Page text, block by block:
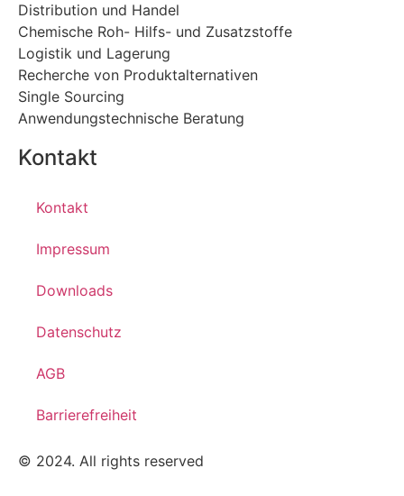
Distribution und Handel
Chemische Roh- Hilfs- und Zusatzstoffe
Logistik und Lagerung
Recherche von Produktalternativen
Single Sourcing
Anwendungstechnische Beratung
Kontakt
Kontakt
Impressum
Downloads
Datenschutz
AGB
Barrierefreiheit
© 2024. All rights reserved